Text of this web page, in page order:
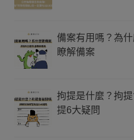
備案有用嗎？為
瞭解備案
拘提是什麼？拘
提6大疑問